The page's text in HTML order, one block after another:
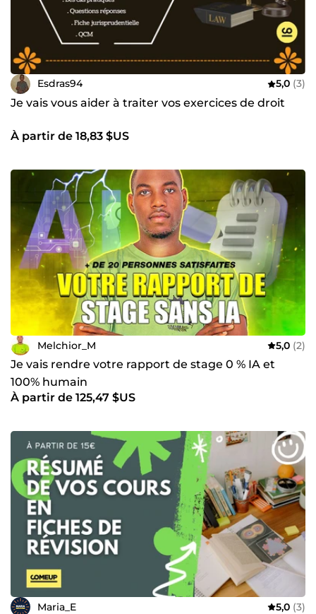
Esdras94 5,0 (3)
Je vais vous aider à traiter vos exercices de droit
À partir de 18,83 $US
Melchior_M 5,0 (2)
Je vais rendre votre rapport de stage 0 % IA et
100% humain
À partir de 125,47 $US
Maria_E 5,0 (3)